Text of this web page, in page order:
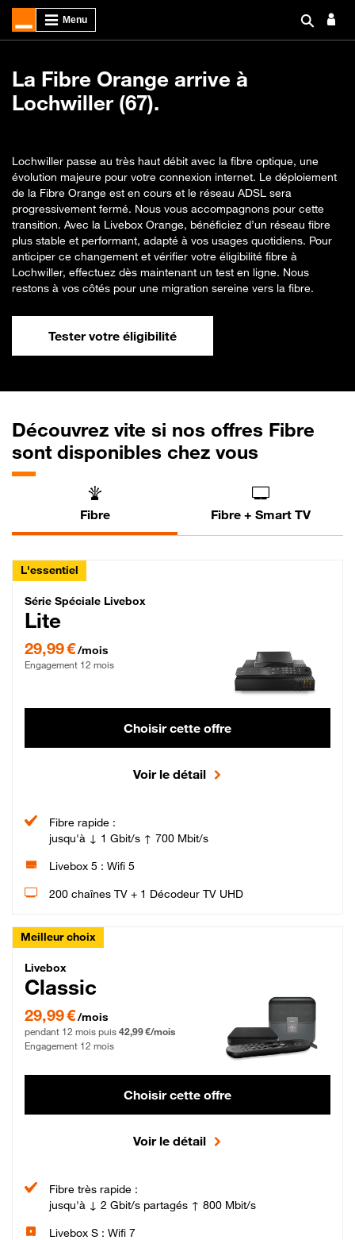
La Fibre Orange arrive à
Lochwiller (67).
Lochwiller passe au très haut débit avec la fibre optique, une
évolution majeure pour votre connexion internet. Le déploiement
de la Fibre Orange est en cours et le réseau ADSL sera
progressivement fermé. Nous vous accompagnons pour cette
transition. Avec la Livebox Orange, bénéficiez d’un réseau fibre
plus stable et performant, adapté à vos usages quotidiens. Pour
anticiper ce changement et vérifier votre éligibilité fibre à
Lochwiller, effectuez dès maintenant un test en ligne. Nous
restons à vos côtés pour une migration sereine vers la fibre.
Tester votre éligibilité
Découvrez vite si nos offres Fibre
sont disponibles chez vous
Fibre Fibre + Smart TV
L'essentiel
Série Spéciale Livebox Lite Fibre
Série Spéciale Livebox
Lite
29,99 €/mois
Engagement 12 mois
Choisir cette offre
Voir le détail
Fibre rapide :
jusqu'à ↓ 1 Gbit/s ↑ 700 Mbit/s
Livebox 5 : Wifi 5
200 chaînes TV + 1 Décodeur TV UHD
Meilleur choix
Livebox Classic Fibre
Livebox
Classic
29,99 € par mois pendant 12 mois puis 42,99 € par mois, Engagement 12 mois
29,99 €/mois
pendant 12 mois puis 42,99 €/mois
Engagement 12 mois
Choisir cette offre
Voir le détail
Fibre très rapide :
jusqu'à ↓ 2 Gbit/s partagés ↑ 800 Mbit/s
Livebox S : Wifi 7